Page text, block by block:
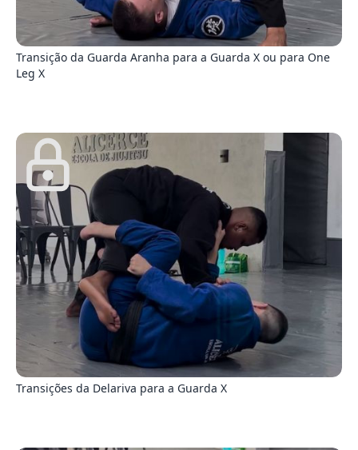
Transição da Guarda Aranha para a Guarda X ou para One
Leg X
Transições da Delariva para a Guarda X